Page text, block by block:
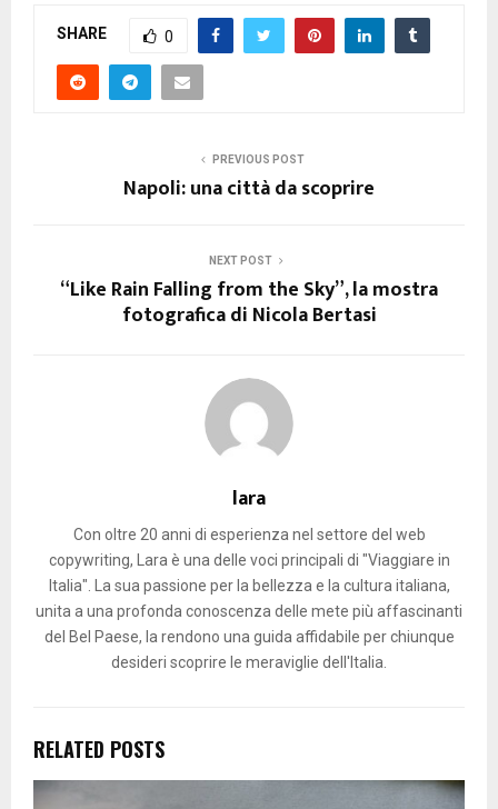
SHARE 0
PREVIOUS POST
Napoli: una città da scoprire
NEXT POST
“Like Rain Falling from the Sky”, la mostra
fotografica di Nicola Bertasi
lara
Con oltre 20 anni di esperienza nel settore del web
copywriting, Lara è una delle voci principali di "Viaggiare in
Italia". La sua passione per la bellezza e la cultura italiana,
unita a una profonda conoscenza delle mete più affascinanti
del Bel Paese, la rendono una guida affidabile per chiunque
desideri scoprire le meraviglie dell'Italia.
RELATED POSTS